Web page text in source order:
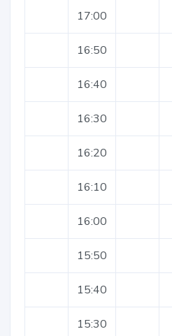
17:00
16:50
16:40
16:30
16:20
16:10
16:00
15:50
15:40
15:30